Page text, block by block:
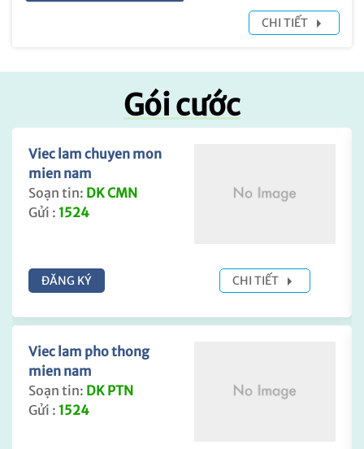
CHI TIẾT
Gói cước
Viec lam chuyen mon
mien nam
Soạn tin: DK CMN
Gửi : 1524
ĐĂNG KÝ CHI TIẾT
Viec lam pho thong
mien nam
Soạn tin: DK PTN
Gửi : 1524